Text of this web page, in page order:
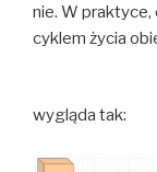
nie. W praktyce,
cyklem życia
wygląda tak: